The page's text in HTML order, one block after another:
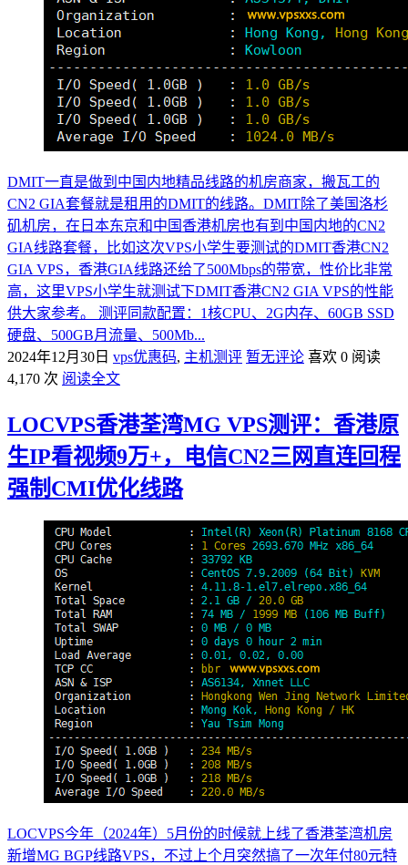
DMIT一直是做到中国内地精品线路的机房商家，搬瓦工的
CN2 GIA套餐就是租用的DMIT的线路。DMIT除了美国洛杉
矶机房，在日本东京和中国香港机房也有到中国内地的CN2
GIA线路套餐，比如这次VPS小学生要测试的DMIT香港CN2
GIA VPS，香港GIA线路还给了500Mbps的带宽，性价比非常
高，这里VPS小学生就测试下DMIT香港CN2 GIA VPS的性能
供大家参考。 测评同款配置：1核CPU、2G内存、60GB SSD
硬盘、500GB月流量、500Mb...
2024年12月30日 vps优惠码, 主机测评 暂无评论 喜欢 0 阅读
4,170 次 阅读全文
LOCVPS香港荃湾MG VPS测评：香港原
生IP看视频9万+，电信CN2三网直连回程
强制CMI优化线路
LOCVPS今年（2024年）5月份的时候就上线了香港荃湾机房
新增MG BGP线路VPS，不过上个月突然搞了一次年付80元特